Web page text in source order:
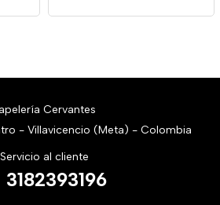
Cervantes
- Villavicencio (Meta) - Colombia
Servicio al cliente
3182393196